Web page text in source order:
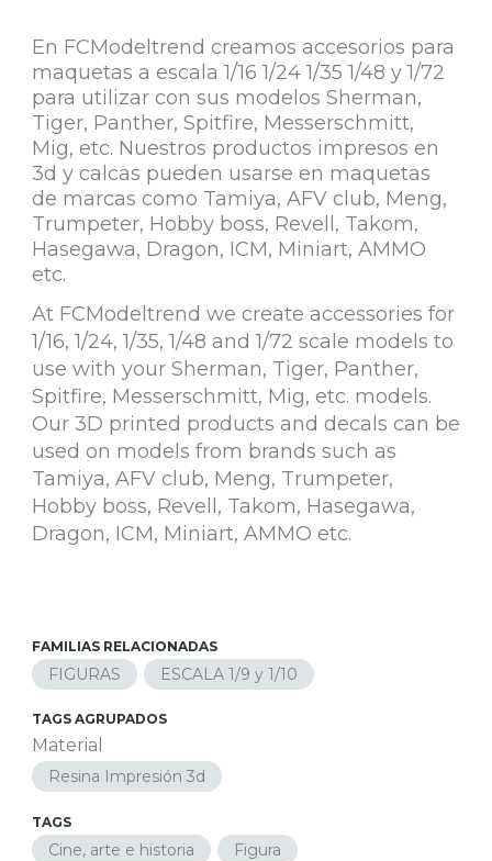
En FCModeltrend creamos accesorios para
maquetas a escala 1/16 1/24 1/35 1/48 y 1/72
para utilizar con sus modelos Sherman,
Tiger, Panther, Spitfire, Messerschmitt,
Mig, etc. Nuestros productos impresos en
3d y calcas pueden usarse en maquetas
de marcas como Tamiya, AFV club, Meng,
Trumpeter, Hobby boss, Revell, Takom,
Hasegawa, Dragon, ICM, Miniart, AMMO
etc.
At FCModeltrend we create accessories for
1/16, 1/24, 1/35, 1/48 and 1/72 scale models to
use with your Sherman, Tiger, Panther,
Spitfire, Messerschmitt, Mig, etc. models.
Our 3D printed products and decals can be
used on models from brands such as
Tamiya, AFV club, Meng, Trumpeter,
Hobby boss, Revell, Takom, Hasegawa,
Dragon, ICM, Miniart, AMMO etc.
FAMILIAS RELACIONADAS
FIGURAS ESCALA 1/9 y 1/10
TAGS AGRUPADOS
Material
Resina Impresión 3d
TAGS
Cine, arte e historia Figura